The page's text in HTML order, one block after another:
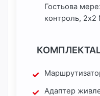
Гостьова
контроль, 2x2
Адаптер